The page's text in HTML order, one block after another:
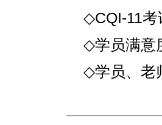
◇CQI-11考
◇学员满意
◇学员、老